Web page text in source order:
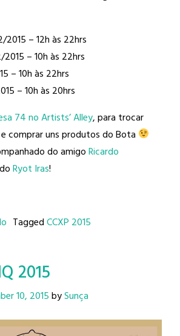
– 12h às 22hrs
– 10h às 22hrs
– 10h às 22hrs
– 10h às 20hrs
74 no Artists’ Alley, para trocar
comprar uns produtos do Bota
do amigoRicardo
Ryot Iras!
TaggedCCXP 2015
2015
10, 2015bySunça